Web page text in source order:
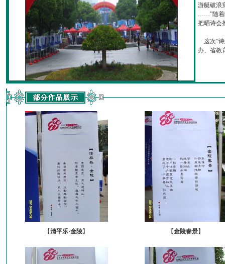
游艇破浪
……”随着
把晒诗会
这次“诗
办、省教
【清平乐·金陵】 【金陵春景】